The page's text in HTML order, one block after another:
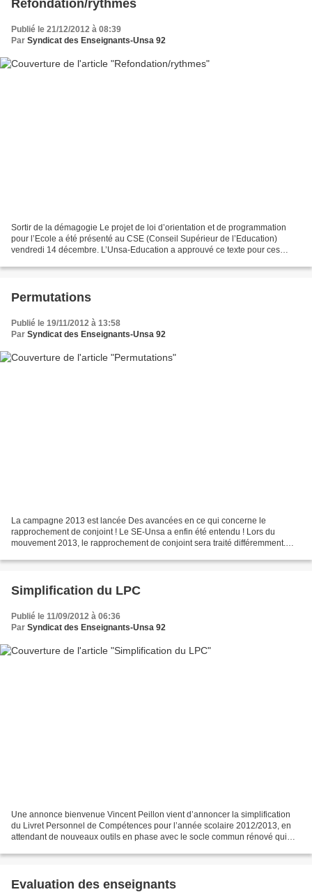
Refondation/rythmes
Publié le 21/12/2012 à 08:39
Par Syndicat des Enseignants-Unsa 92
Sortir de la démagogie Le projet de loi d’orientation et de programmation
pour l’Ecole a été présenté au CSE (Conseil Supérieur de l’Education)
vendredi 14 décembre. L’Unsa-Education a approuvé ce texte pour ces
Permutations
Publié le 19/11/2012 à 13:58
Par Syndicat des Enseignants-Unsa 92
La campagne 2013 est lancée Des avancées en ce qui concerne le
rapprochement de conjoint ! Le SE-Unsa a enfin été entendu ! Lors du
mouvement 2013, le rapprochement de conjoint sera traité différemment.
Simplification du LPC
Publié le 11/09/2012 à 06:36
Par Syndicat des Enseignants-Unsa 92
Une annonce bienvenue Vincent Peillon vient d’annoncer la simplification
du Livret Personnel de Compétences pour l’année scolaire 2012/2013, en
attendant de nouveaux outils en phase avec le socle commun rénové qui
Evaluation des enseignants